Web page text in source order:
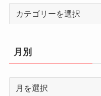
リ
ー
月別